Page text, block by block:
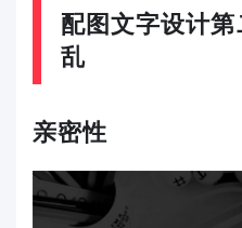
配图文字设计
乱
亲密性